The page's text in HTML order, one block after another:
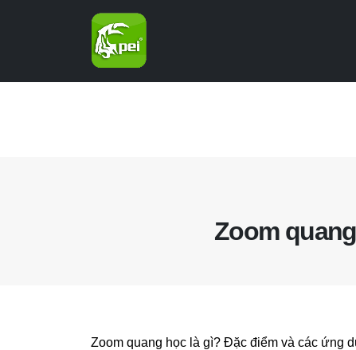
Zoom
Zoom quang học là gì? Đặc điểm và các ứng